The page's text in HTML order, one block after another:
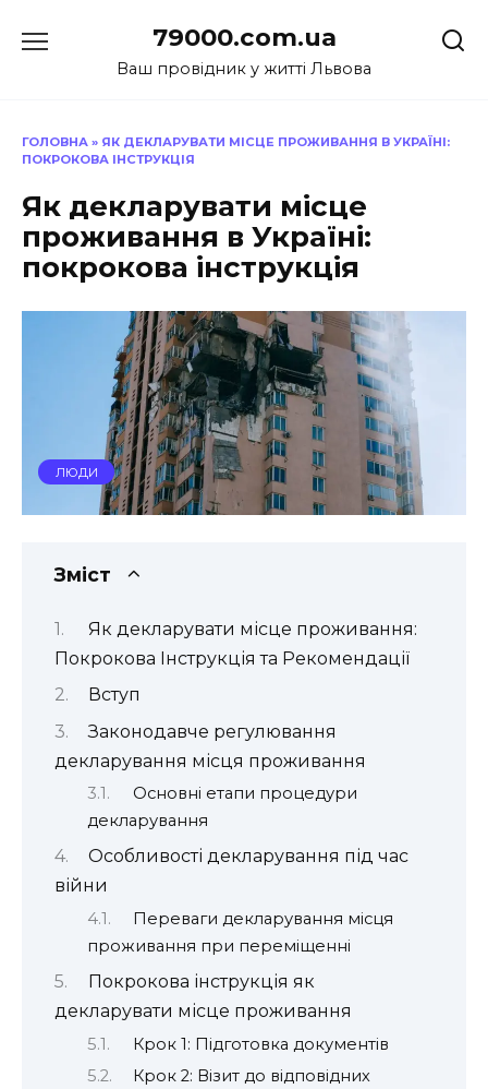
до
79000.com.ua
Ваш провідник у житті Львова
ГОЛОВНА » ЯК ДЕКЛАРУВАТИ МІСЦЕ ПРОЖИВАННЯ В УКРАЇНІ:
ПОКРОКОВА ІНСТРУКЦІЯ
Як декларувати місце
проживання в Україні:
покрокова інструкція
ЛЮДИ
Зміст
Як декларувати місце проживання:
Покрокова Інструкція та Рекомендації
Вступ
Законодавче регулювання
декларування місця проживання
Основні етапи процедури
декларування
Особливості декларування під час
війни
Переваги декларування місця
проживання при переміщенні
Покрокова інструкція як
декларувати місце проживання
Крок 1: Підготовка документів
Крок 2: Візит до відповідних